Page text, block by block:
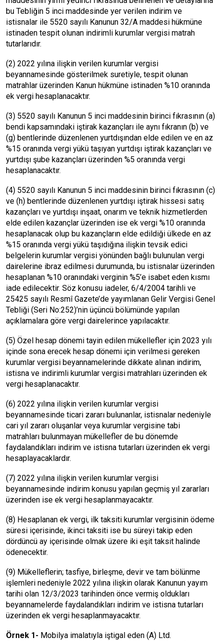
bu Tebliğin 5 inci maddesinde yer verilen indirim ve
istisnalar ile 5520 sayılı Kanunun 32/A maddesi hükmüne
istinaden tespit olunan indirimli kurumlar vergisi matrah
tutarlarıdır.
(2) 2022 yılına ilişkin verilen kurumlar vergisi
beyannamesinde gösterilmek suretiyle, tespit olunan
matrahlar üzerinden Kanun hükmüne istinaden %10 oranında
ek vergi hesaplanacaktır.
(3) 5520 sayılı Kanunun 5 inci maddesinin birinci fıkrasının (a)
bendi kapsamındaki iştirak kazançları ile aynı fıkranın (b) ve
(g) bentlerinde düzenlenen yurtdışından elde edilen ve en az
%15 oranında vergi yükü taşıyan yurtdışı iştirak kazançları ve
yurtdışı şube kazançları üzerinden %5 oranında vergi
hesaplanacaktır.
(4) 5520 sayılı Kanunun 5 inci maddesinin birinci fıkrasının (c)
ve (h) bentlerinde düzenlenen yurtdışı iştirak hissesi satış
kazançları ve yurtdışı inşaat, onarım ve teknik hizmetlerden
elde edilen kazançlar üzerinden ise ek vergi %10 oranında
hesaplanacak olup bu kazançların elde edildiği ülkede en az
%15 oranında vergi yükü taşıdığına ilişkin tevsik edici
belgelerin kurumlar vergisi yönünden bağlı bulunulan vergi
dairelerine ibraz edilmesi durumunda, bu istisnalar üzerinden
hesaplanan %10 oranındaki verginin %5’e isabet eden kısmı
iade edilecektir. Söz konusu iadeler, 6/4/2004 tarihli ve
25425 sayılı Resmî Gazete’de yayımlanan Gelir Vergisi Genel
Tebliği (Seri No:252)’nin üçüncü bölümünde yapılan
açıklamalara göre vergi dairelerince yapılacaktır.
(5) Özel hesap dönemi tayin edilen mükellefler için 2023 yılı
içinde sona erecek hesap dönemi için verilmesi gereken
kurumlar vergisi beyannamelerinde dikkate alınan indirim,
istisna ve indirimli kurumlar vergisi matrahları üzerinden ek
vergi hesaplanacaktır.
(6) 2022 yılına ilişkin verilen kurumlar vergisi
beyannamesinde ticari zararı bulunanlar, istisnalar nedeniyle
cari yıl zararı oluşanlar veya kurumlar vergisine tabi
matrahları bulunmayan mükellefler de bu dönemde
faydalandıkları indirim ve istisna tutarları üzerinden ek vergi
hesaplayacaklardır.
(7) 2022 yılına ilişkin verilen kurumlar vergisi
beyannamesinde indirim konusu yapılan geçmiş yıl zararları
üzerinden ise ek vergi hesaplanmayacaktır.
(8) Hesaplanan ek vergi, ilk taksiti kurumlar vergisinin ödeme
süresi içerisinde, ikinci taksiti ise bu süreyi takip eden
dördüncü ay içerisinde olmak üzere iki eşit taksit halinde
ödenecektir.
(9) Mükelleflerin; tasfiye, birleşme, devir ve tam bölünme
işlemleri nedeniyle 2022 yılına ilişkin olarak Kanunun yayım
tarihi olan 12/3/2023 tarihinden önce vermiş oldukları
beyannamelerde faydalandıkları indirim ve istisna tutarları
üzerinden ek vergi hesaplanmayacaktır.
Örnek 1- Mobilya imalatıyla iştigal eden (A) Ltd.